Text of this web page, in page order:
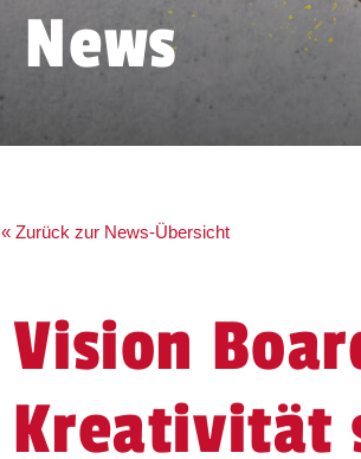
News
« Zurück zur News-Übersicht
Vision
Kreativität